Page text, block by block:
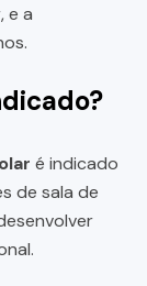
e a
é indicado
de sala de